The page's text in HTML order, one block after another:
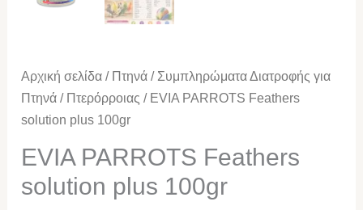
Αρχική σελίδα / Πτηνά / Συμπληρώματα Διατροφής για
Πτηνά / Πτερόρροιας / EVIA PARROTS Feathers
solution plus 100gr
EVIA PARROTS Feathers
solution plus 100gr